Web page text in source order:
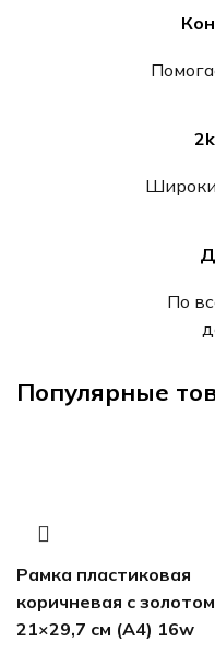
По
Популярные
Рамка пластиковая
коричневая с золотом
21×29,7 см (А4) 16w